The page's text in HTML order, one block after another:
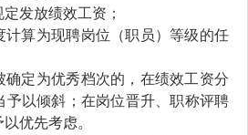
定发放绩效工资；
计算为现聘岗位（职员）等级的任
确定为优秀档次的，在绩效工资分
予以倾斜 ； 在岗位晋升、职称评聘
优先考虑。